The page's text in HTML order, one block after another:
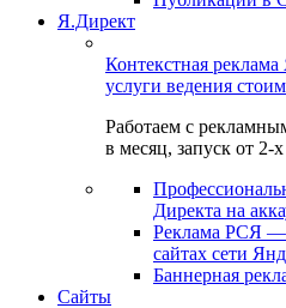
Я.Директ
Контекстная
услуги ведения
Работаем с
в месяц, запуск от 2-
Директа на
Реклама РСЯ —
сайтах сети
Баннерная
Сайты